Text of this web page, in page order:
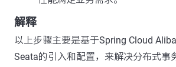
解释
以上步骤主要是基于Spring Cloud
Seata的引入和配置，来解决分布式事